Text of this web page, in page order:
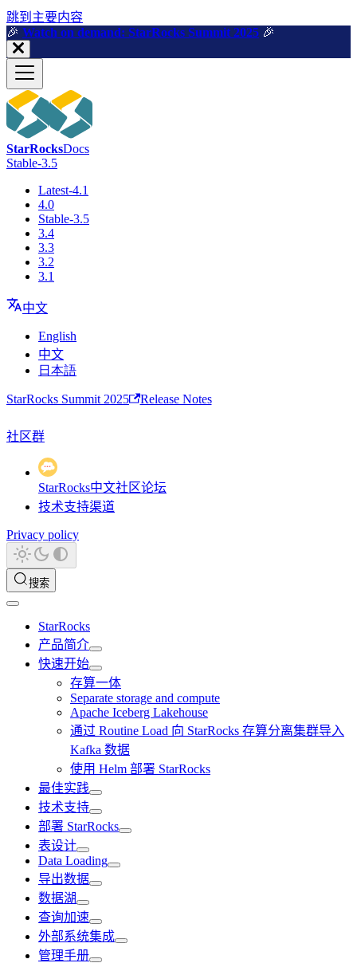
跳到主要内容
🎉️ Watch on demand: StarRocks Summit 2025 🎉️
StarRocksDocs
Stable-3.5
Latest-4.1
4.0
Stable-3.5
3.4
3.3
3.2
3.1
中文
English
中文
日本語
StarRocks Summit 2025 Release Notes
社区群
StarRocks中文社区论坛
技术支持渠道
Privacy policy
搜索
StarRocks
产品简介
快速开始
存算一体
Separate storage and compute
Apache Iceberg Lakehouse
通过 Routine Load 向 StarRocks 存算分离集群导入
Kafka 数据
使用 Helm 部署 StarRocks
最佳实践
技术支持
部署 StarRocks
表设计
Data Loading
导出数据
数据湖
查询加速
外部系统集成
管理手册